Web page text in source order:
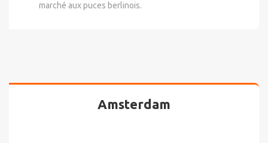
marché aux puces berlinois.
Amsterdam